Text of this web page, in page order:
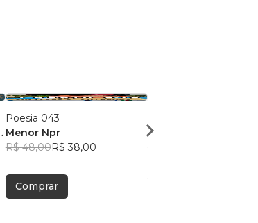
Poesia 043
Menor Npr
R$ 48,00R$ 38,00
Comprar
Victor Sousa Silva